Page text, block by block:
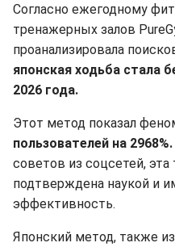
Согласно ежегодному
тренажерных залов
проанализировала
японская ходьба стала
2026 года.
Этот метод показал
пользователей на 2968%.
советов из соцсетей,
подтверждена наукой и
эффективность.
Японский метод, также